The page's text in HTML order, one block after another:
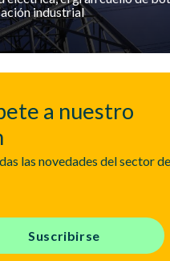
industrial
a nuestro
las novedades del sector
Suscribirse